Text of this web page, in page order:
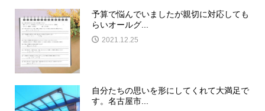
予算で悩んでいましたが親切に対応しても
らいオールグ...
2021.12.25
自分たちの思いを形にしてくれて大満足で
す。名古屋市...